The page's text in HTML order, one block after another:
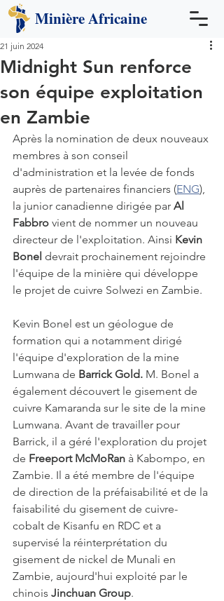
MinièreAfricaine
Midnight Sun renforce
son équipe exploitation
en Zambie
21 juin 2024
Après la nomination de deux nouveaux
membres à son conseil
d'administration et la levée de fonds
auprès de partenaires financiers (ENG),
la junior canadienne dirigée par Al
Fabbro vient de nommer un nouveau
directeur de l'exploitation. Ainsi Kevin
Bonel devrait prochainement rejoindre
l'équipe de la minière qui développe
le projet de cuivre Solwezi en Zambie.
Kevin Bonel est un géologue de
formation qui a notamment dirigé
l'équipe d'exploration de la mine
Lumwana de Barrick Gold. M. Bonel a
également découvert le gisement de
cuivre Kamaranda sur le site de la mine
Lumwana. Avant de travailler pour
Barrick, il a géré l'exploration du projet
de Freeport McMoRan à Kabompo, en
Zambie. Il a été membre de l'équipe
de direction de la préfaisabilité et de la
faisabilité du gisement de cuivre-
cobalt de Kisanfu en RDC et a
supervisé la réinterprétation du
gisement de nickel de Munali en
Zambie, aujourd'hui exploité par le
chinois Jinchuan Group.